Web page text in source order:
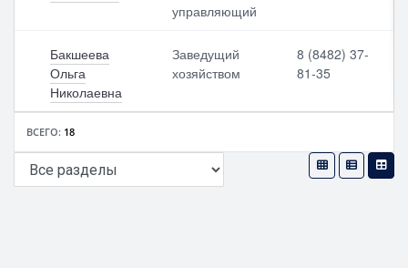
управляющий
Бакшеева
Ольга
Николаевна
Заведущий
хозяйством
8 (8482) 37-
81-35
ВСЕГО: 18